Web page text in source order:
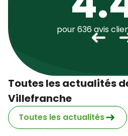
07:30
07:30
Dimanche
pour 636 avis
Toutes les actualités
Villefranche
Toutes les actualités